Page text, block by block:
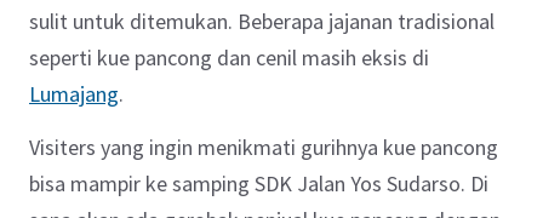
sulit untuk ditemukan. Beberapa jajanan tradisional
seperti kue pancong dan cenil masih eksis di
Lumajang.
Visiters yang ingin menikmati gurihnya kue pancong
bisa mampir kesamping SDK Jalan Yos Sudarso. Di